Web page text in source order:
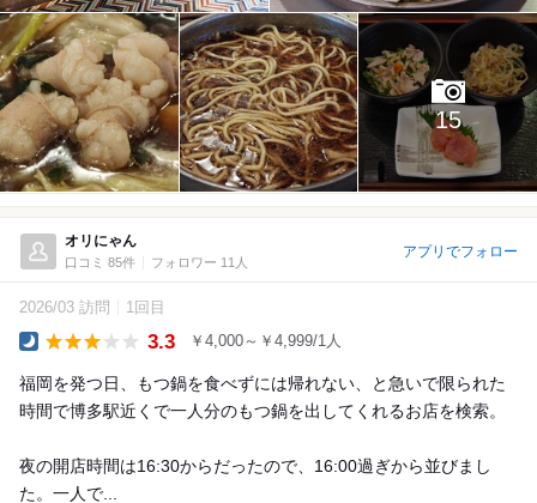
15
オリにゃん
口コミ 85件 フォロワー 11人
アプリでフォロー
2026/03 訪問 1回目
3.3 ￥4,000～￥4,999/1人
福岡を発つ日、もつ鍋を食べずには帰れない、と急いで限られた
時間で博多駅近くで一人分のもつ鍋を出してくれるお店を検索。
夜の開店時間は16:30からだったので、16:00過ぎから並びまし
た。一人で...